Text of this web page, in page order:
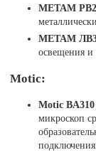
МЕТАМ
МЕТАМ
освещения и
Motic:
Motic BA310
микроскоп